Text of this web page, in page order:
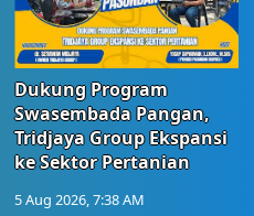
Dukung Program
Swasembada Pangan,
Tridjaya Group Ekspansi
ke Sektor Pertanian
5 Aug 2026, 7:38 AM